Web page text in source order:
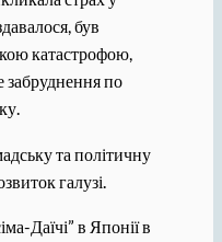
був
катастрофою,
забруднення по
та політичну
галузі.
Даїчі” в Японії в